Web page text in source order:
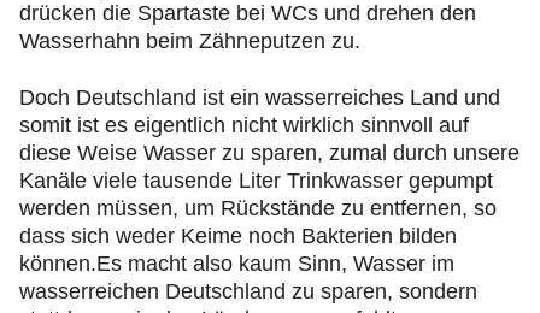
drücken die Spartaste bei WCs und drehen den
Wasserhahn beim Zähneputzen zu.
Doch Deutschland ist ein wasserreiches Land und
somit ist es eigentlich nicht wirklich sinnvoll auf
diese Weise Wasser zu sparen, zumal durch unsere
Kanäle viele tausende Liter Trinkwasser gepumpt
werden müssen, um Rückstände zu entfernen, so
dass sich weder Keime noch Bakterien bilden
können.Es macht also kaum Sinn, Wasser im
wasserreichen Deutschland zu sparen, sondern